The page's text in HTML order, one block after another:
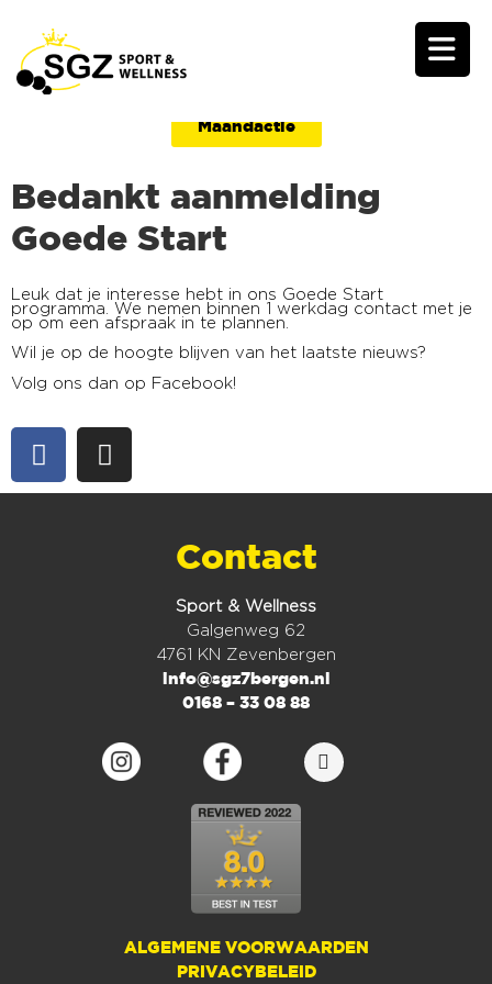
Maandactie
Bedankt aanmelding
Goede Start
Leuk dat je interesse hebt in ons Goede Start
programma. We nemen binnen 1 werkdag contact met je
op om een afspraak in te plannen.
Wil je op de hoogte blijven van het laatste nieuws?
Volg ons dan op Facebook!
Contact
Sport & Wellness
Galgenweg 62
4761 KN Zevenbergen
info@sgz7bergen.nl
0168 – 33 08 88
ALGEMENE VOORWAARDEN
PRIVACYBELEID